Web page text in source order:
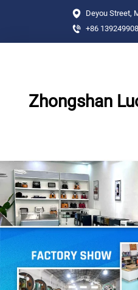
Deyou Street,
+86
Zhongshan